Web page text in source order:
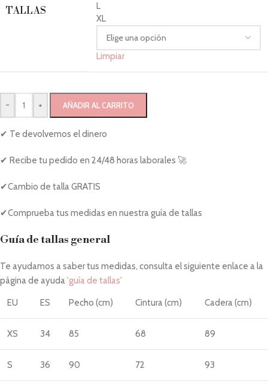
TALLAS
L
XL
Limpiar
- + AÑADIR AL CARRITO
✔ Te devolvemos el dinero
✔ Recibe tu pedido en 24/48 horas laborales 🚀
✔Cambio de talla GRATIS
✔Comprueba tus medidas en nuestra guía de tallas
Guía de tallas general
Te ayudamos a saber tus medidas, consulta el siguiente enlace a la
página de ayuda'guía de tallas'
EU ES Pecho (cm) Cintura (cm) Cadera (cm)
XS 34 85 68 89
S 36 90 72 93